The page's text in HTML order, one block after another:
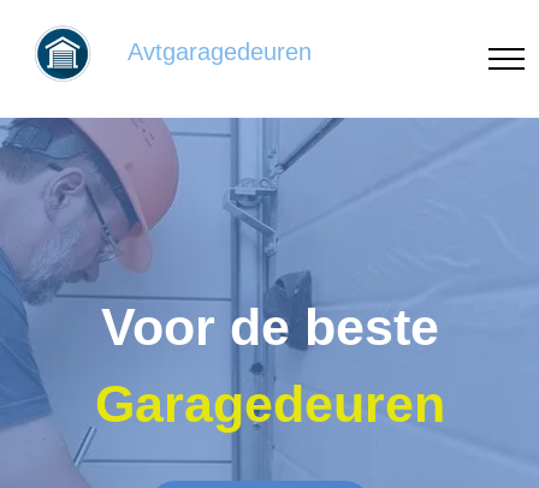
Avtgaragedeuren
Voor de beste
Garagedeuren